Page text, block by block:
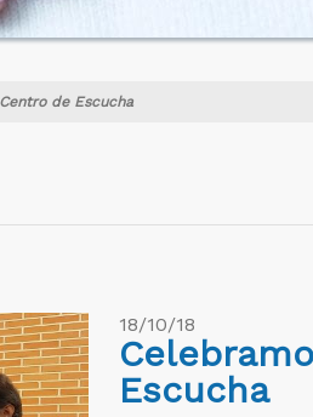
de Escucha
18/10/18
Escucha